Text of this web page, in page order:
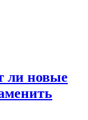
ли новые